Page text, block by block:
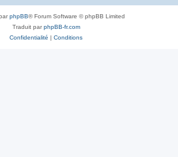
phpBB® Forum Software © phpBB Limited
Traduit parphpBB-fr.com
Confidentialité | Conditions